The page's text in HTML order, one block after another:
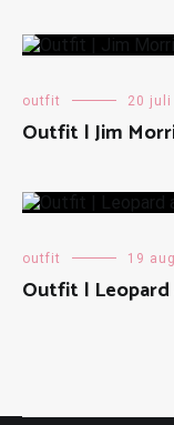
outfit 20 juli
Outfit | Jim
outfit 19
Outfit |